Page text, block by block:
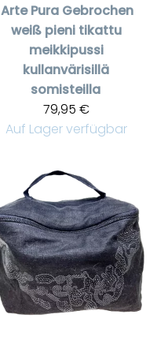
Arte Pura Gebrochen
weiß pieni tikattu
meikkipussi
kullanvärisillä
somisteilla
79,95 €
Auf Lager verfügbar